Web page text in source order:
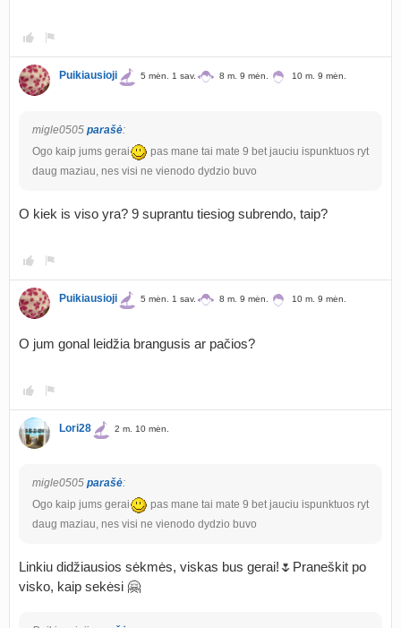
Puikiausioji 5 mėn. 1 sav. 8 m. 9 mėn. 10 m. 9 mėn.
migle0505 parašė:
Ogo kaip jums gerai
pas mane tai mate 9 bet jauciu ispunktuos ryt
daug maziau, nes visi ne vienodo dydzio buvo
O kiek is viso yra? 9 suprantu tiesiog subrendo, taip?
Puikiausioji 5 mėn. 1 sav. 8 m. 9 mėn. 10 m. 9 mėn.
O jum gonal leidžia brangusis ar pačios?
Lori28 2 m. 10 mėn.
migle0505 parašė:
Ogo kaip jums gerai
pas mane tai mate 9 bet jauciu ispunktuos ryt
daug maziau, nes visi ne vienodo dydzio buvo
Linkiu didžiausios sėkmės, viskas bus gerai!🌷Praneškit po
visko, kaip sekėsi 🤗